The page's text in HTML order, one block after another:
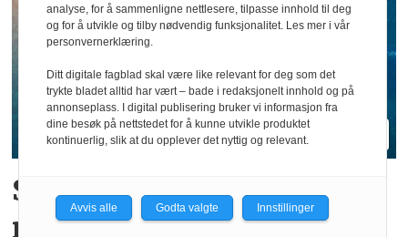
Sjøfartsdirektoratet med
nullvisjon for
analyse, for å sammenligne nettlesere, tilpasse innhold til deg
og for å utvikle og tilby nødvendig funksjonalitet. Les mer i vår
personvernerklæring.
Ditt digitale fagblad skal være like relevant for deg som det
trykte bladet alltid har vært – bade i redaksjonelt innhold og på
annonseplass. I digital publisering bruker vi informasjon fra
dine besøk på nettstedet for å kunne utvikle produktet
kontinuerlig, slik at du opplever det nyttig og relevant.
Avvis alle Godta valgte Innstillinger